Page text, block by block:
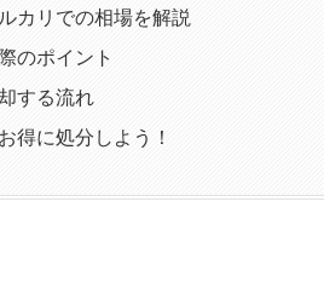
カリでの相場を解説
のポイント
する流れ
得に処分しよう！